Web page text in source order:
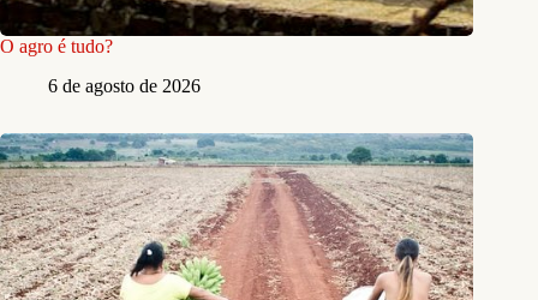
O agro é tudo?
6 de agosto de 2026